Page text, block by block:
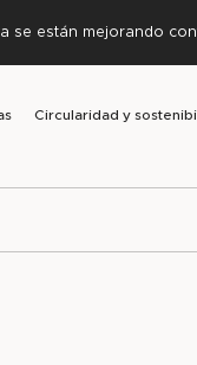
se están mejorando
Circularidad y